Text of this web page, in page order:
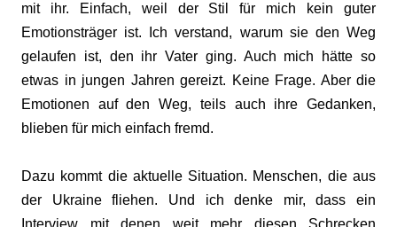
mit ihr. Einfach, weil der Stil für mich kein guter
Emotionsträger ist. Ich verstand, warum sie den Weg
gelaufen ist, den ihr Vater ging. Auch mich hätte so
etwas in jungen Jahren gereizt. Keine Frage. Aber die
Emotionen auf den Weg, teils auch ihre Gedanken,
blieben für mich einfach fremd.
Dazu kommt die aktuelle Situation. Menschen, die aus
der Ukraine fliehen. Und ich denke mir, dass ein
Interview mit denen weit mehr diesen Schrecken